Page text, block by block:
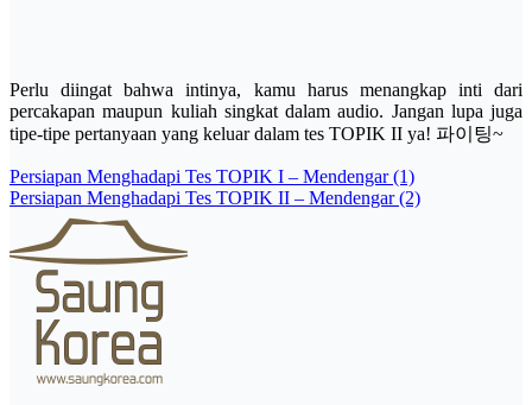
Perlu diingat bahwa intinya, kamu harus menangkap inti dari
percakapan maupun kuliah singkat dalam audio. Jangan lupa juga
tipe-tipe pertanyaan yang keluar dalam tes TOPIK II ya! 파이팅~
Post
navigation
Persiapan Menghadapi Tes TOPIK I – Mendengar (1)
Persiapan Menghadapi Tes TOPIK II – Mendengar (2)